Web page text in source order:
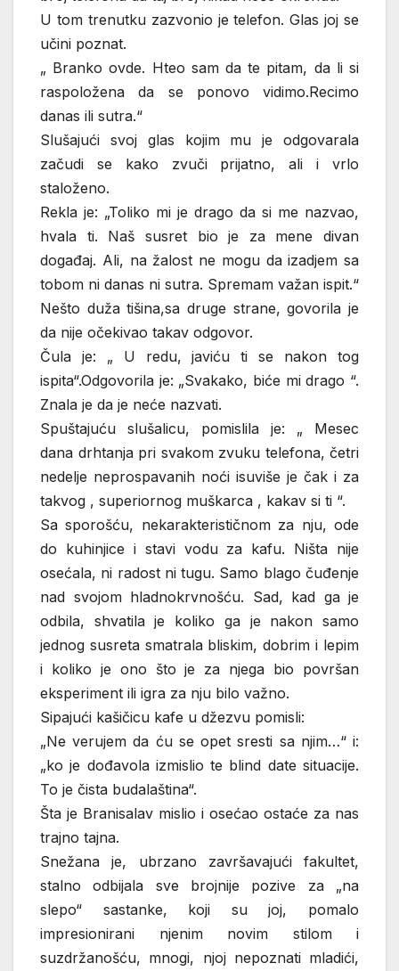
U tom trenutku zazvonio je telefon. Glas joj se
učini poznat.
„ Branko ovde. Hteo sam da te pitam, da li si
raspoložena da se ponovo vidimo.Recimo
danas ili sutra.“
Slušajući svoj glas kojim mu je odgovarala
začudi se kako zvuči prijatno, ali i vrlo
staloženo.
Rekla je: „Toliko mi je drago da si me nazvao,
hvala ti. Naš susret bio je za mene divan
događaj. Ali, na žalost ne mogu da izadjem sa
tobom ni danas ni sutra. Spremam važan ispit.“
Nešto duža tišina,sa druge strane, govorila je
da nije očekivao takav odgovor.
Čula je: „ U redu, javiću ti se nakon tog
ispita“.Odgovorila je: „Svakako, biće mi drago “.
Znala je da je neće nazvati.
Spuštajuću slušalicu, pomislila je: „ Mesec
dana drhtanja pri svakom zvuku telefona, četri
nedelje neprospavanih noći isuviše je čak i za
takvog , superiornog muškarca , kakav si ti “.
Sa sporošću, nekarakterističnom za nju, ode
do kuhinjice i stavi vodu za kafu. Ništa nije
osećala, ni radost ni tugu. Samo blago čuđenje
nad svojom hladnokrvnošću. Sad, kad ga je
odbila, shvatila je koliko ga je nakon samo
jednog susreta smatrala bliskim, dobrim i lepim
i koliko je ono što je za njega bio površan
eksperiment ili igra za nju bilo važno.
Sipajući kašičicu kafe u džezvu pomisli:
„Ne verujem da ću se opet sresti sa njim…“ i:
„ko je dođavola izmislio te blind date situacije.
To je čista budalaština“.
Šta je Branisalav mislio i osećao ostaće za nas
trajno tajna.
Snežana je, ubrzano završavajući fakultet,
stalno odbijala sve brojnije pozive za „na
slepo“ sastanke, koji su joj, pomalo
impresionirani njenim novim stilom i
suzdržanošću, mnogi, njoj nepoznati mladići,